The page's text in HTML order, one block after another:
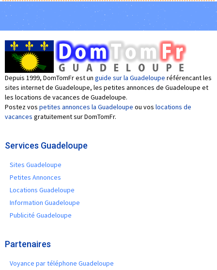
Depuis 1999, DomTomFr est un guide sur la Guadeloupe référencant les
sites internet de Guadeloupe, les petites annonces de Guadeloupe et
les locations de vacances de Guadeloupe.
Postez vos petites annonces la Guadeloupe ou vos locations de
vacances gratuitement sur DomTomFr.
Services Guadeloupe
Sites Guadeloupe
Petites Annonces
Locations Guadeloupe
Information Guadeloupe
Publicité Guadeloupe
Partenaires
Voyance par téléphone Guadeloupe